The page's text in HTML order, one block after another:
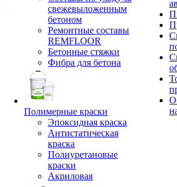
свежевыложенным
бетоном
Ремонтные составы
REMFLOOR
Бетонные стяжки
Фибра для бетона
Полимерные краски
Эпоксидная краска
Антистатическая
краска
Полиуретановые
краски
Акриловая